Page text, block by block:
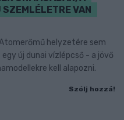
VAN
helyzetére sem
új dunai vízlépcső - a jövő
kell alapozni.
Szólj hozzá!